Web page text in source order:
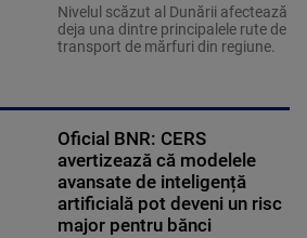
Nivelul scăzut al Dunării afectează
deja una dintre principalele rute de
transport de mărfuri din regiune.
Oficial BNR: CERS
avertizează că modelele
avansate de inteligență
artificială pot deveni un risc
major pentru bănci